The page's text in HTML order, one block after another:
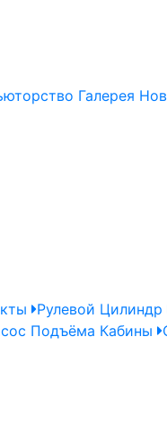
Галерея
Рулевой Цилиндр
Подъёма Кабины